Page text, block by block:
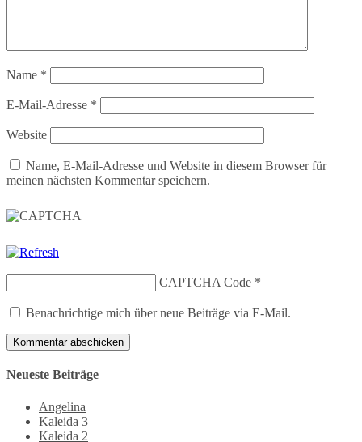
Name *
E-Mail-Adresse *
Website
Name, E-Mail-Adresse und Website in diesem Browser für
meinen nächsten Kommentar speichern.
CAPTCHA Code *
Benachrichtige mich über neue Beiträge via E-Mail.
Neueste Beiträge
Angelina
Kaleida 3
Kaleida 2